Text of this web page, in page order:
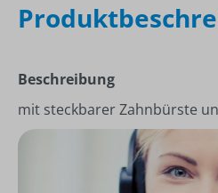
Beschreibung
mit steckbarer Zahnbürste